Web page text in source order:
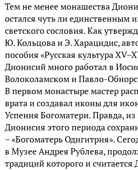
Тем не менее монашества
остался чуть ли единственным
светского сословия. Как
Ю. Кольцова и Э. Харацидис,
пособия «Русская культура
Дионисий много работал в
Волоколамском и Павло-
В первом монастыре мастер
врата и создавал иконы для
Успения Богоматери. Правда, из
Дионисия этого периода
– «Богоматерь Одигитрия».
в Музее Андрея Рублева,
традиций которого и считается